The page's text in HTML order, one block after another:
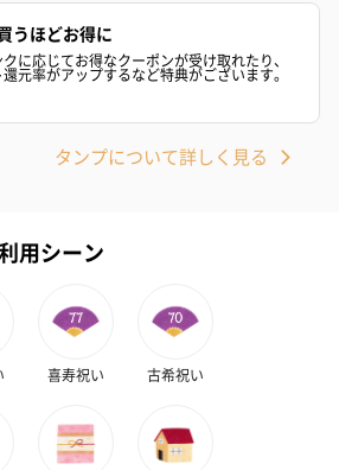
てお届けします。
かき氷入浴剤4点セット
チ
を同梱してお届けいたします。ギフトへ
うほどお得に
に応じてお得なクーポンが受け取れたり、
元率がアップするなど特典がございます。
タンプについて詳しく見る
用シーン
喜寿祝い 古希祝い